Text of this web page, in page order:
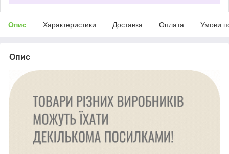
Опис Характеристики Доставка Оплата Умови
Опис